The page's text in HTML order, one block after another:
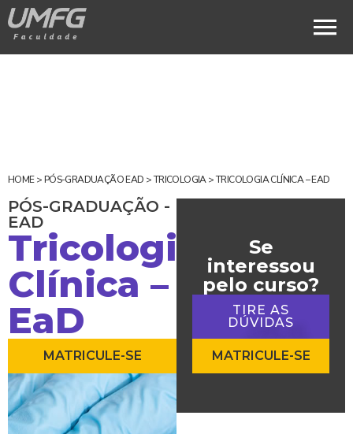
HOME>PÓS-GRADUAÇÃO EAD >TRICOLOGIA>TRICOLOGIA CLÍNICA – EAD
PÓS-GRADUAÇÃO -
EAD
Tricologia
Clínica –
EaD
MATRICULE-SE
Se
interessou
pelo curso?
TIRE AS
DÚVIDAS
MATRICULE-SE